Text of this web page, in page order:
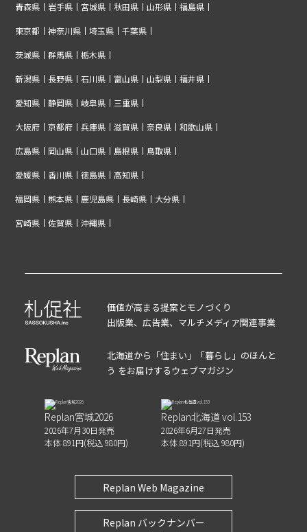
青森県 岩手県 宮城県 秋田県 山形県 福島県
東京都 神奈川県 埼玉県 千葉県
茨城県 群馬県 栃木県
新潟県 長野県 石川県 富山県 山梨県 福井県
愛知県 静岡県 岐阜県 三重県
大阪府 京都府 兵庫県 滋賀県 奈良県 和歌山県
広島県 岡山県 山口県 島根県 鳥取県
愛媛県 香川県 徳島県 高知県
福岡県 熊本県 鹿児島県 長崎県 大分県
宮崎県 佐賀県 沖縄県
価値が高まる提案とモノづくり
出版業、広告業、マルチメディア関連事業
北海道から「住まい」「暮らし」のほんと
う をお届けするウェブマガジン
Replan宮城2026
2026年7月30日発売
本体 891円(税込 980円)
Replan北海道 vol.153
2026年6月27日発売
本体 891円(税込 980円)
Replan Web Magazine
Replan バックナンバー